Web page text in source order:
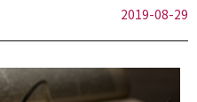
2019-08-29